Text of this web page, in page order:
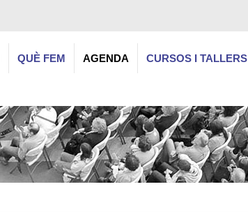
QUÈ FEM AGENDA CURSOS I TALLERS